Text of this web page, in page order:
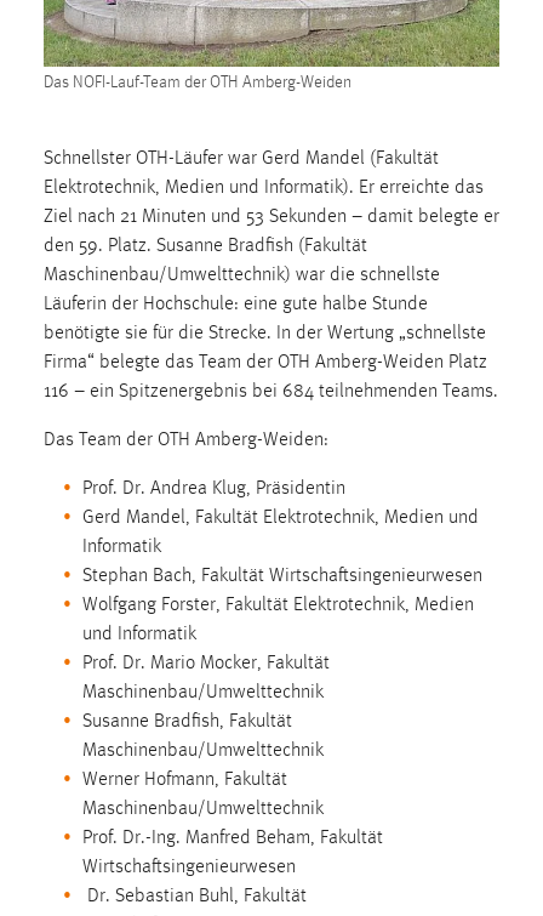
Das NOFI-Lauf-Team der OTH Amberg-Weiden
Schnellster OTH-Läufer war Gerd Mandel (Fakultät
Elektrotechnik, Medien und Informatik). Er erreichte das
Ziel nach 21 Minuten und 53 Sekunden – damit belegte er
den 59. Platz. Susanne Bradfish (Fakultät
Maschinenbau/Umwelttechnik) war die schnellste
Läuferin der Hochschule: eine gute halbe Stunde
benötigte sie für die Strecke. In der Wertung „schnellste
Firma“ belegte das Team der OTH Amberg-Weiden Platz
116 – ein Spitzenergebnis bei 684 teilnehmenden Teams.
Das Team der OTH Amberg-Weiden:
Prof. Dr. Andrea Klug, Präsidentin
Gerd Mandel, Fakultät Elektrotechnik, Medien und
Informatik
Stephan Bach, Fakultät Wirtschaftsingenieurwesen
Wolfgang Forster, Fakultät Elektrotechnik, Medien
und Informatik
Prof. Dr. Mario Mocker, Fakultät
Maschinenbau/Umwelttechnik
Susanne Bradfish, Fakultät
Maschinenbau/Umwelttechnik
Werner Hofmann, Fakultät
Maschinenbau/Umwelttechnik
Prof. Dr.-Ing. Manfred Beham, Fakultät
Wirtschaftsingenieurwesen
Dr. Sebastian Buhl, Fakultät
1 Jahr
Performance
staticfilecache
Zweck:
Für performante Seitenauslieferung wird in diesem Cookie
gespeichert, ob man eingeloggt ist.
Sprachpräferenz
Name:
Das Cookie speichert die gewählte Sprache der Website.
Cookie Laufzeit:
30 Tage
Chat
Name:
MibewSessionID, MIBEW_UserID, mibew_locale, mibew-
chat-frame-style-5e9dbeb1811c0446
Zweck:
Cookie Laufzeit:
MibewSessionID, mibew-chat-frame-style-
5e9dbeb1811c0446 = Sitzungslaufzeit, mibew_locale = 3